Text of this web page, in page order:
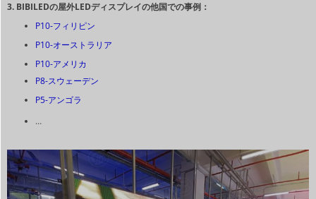
3. BIBILEDの屋外LEDディスプレイの他国での事例：
P10-フィリピン
P10-オーストラリア
P10-アメリカ
P8-スウェーデン
P5-アンゴラ
…